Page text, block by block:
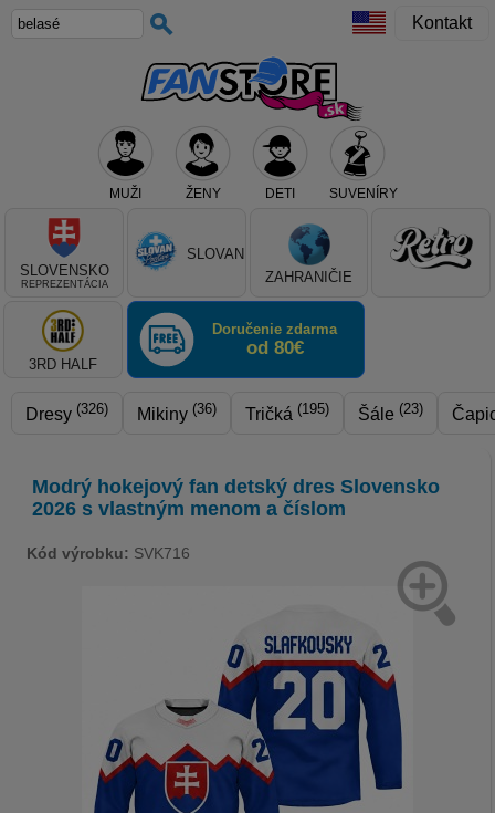
Kontakt
MUŽI ŽENY DETI SUVENÍRY
Teraz vyberte klub, alebo typ výrobku
SLOVENSKO
REPREZENTÁCIA
SLOVAN
ZAHRANIČIE
3RD HALF
Doručenie zdarma
od 80€
Dresy (326) Mikiny (36) Tričká (195) Šále (23)
Modrý hokejový fan detský dres Slovensko
2026 s vlastným menom a číslom
Kód výrobku: SVK716